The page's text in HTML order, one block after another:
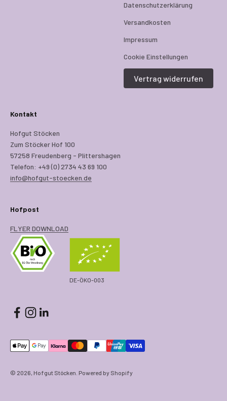
Datenschutzerklärung
Versandkosten
Impressum
Cookie Einstellungen
Vertrag widerrufen
Kontakt
Hofgut Stöcken
Zum Stöcker Hof 100
57258 Freudenberg - Plittershagen
Telefon: +49 (0) 2734 43 69 100
info@hofgut-stoecken.de
Hofpost
FLYER DOWNLOAD
DE-ÖKO-003
© 2026, Hofgut Stöcken. Powered by Shopify